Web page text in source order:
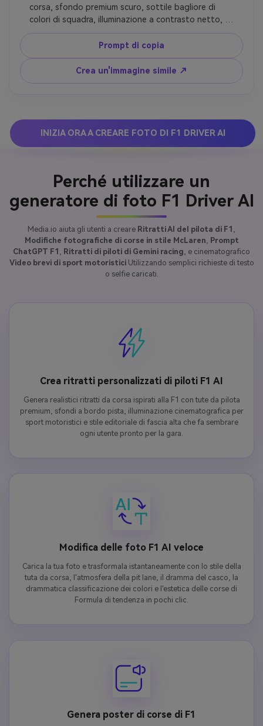
corsa, sfondo premium scuro, sottile bagliore di
colori di squadra, illuminazione a contrasto netto,
espressione sicura di sé e cornice pulita e mobile-
friendly per foto di profilo e copertine di storia, look
motorsport ultra realistico, preservare il volto
Prompt di copia
Crea un'immagine simile ↗
INIZIA ORA A CREARE FOTO DI F1 DRIVER AI
Perché utilizzare un
generatore di foto F1 Driver AI
Media.io aiuta gli utenti a creare Ritratti AI del pilota di F1 ,
Modifiche fotografiche di corse in stile McLaren, Prompt
ChatGPT F1 , Ritratti di piloti di Gemini racing, e cinematografico
Video brevi di sport motoristiciUtilizzando semplici richieste di testo
o selfie caricati.
Crea ritratti personalizzati di piloti F1 AI
Genera realistici ritratti da corsa ispirati alla F1 con tute da pilota
premium, sfondi a bordo pista, illuminazione cinematografica per
sport motoristici e stile editoriale di fascia alta che fa sembrare
ogni utente pronto per la gara.
Modifica delle foto F1 AI veloce
Carica la tua foto e trasformala istantaneamente con lo stile della
tuta da corsa, l'atmosfera della pit lane, il dramma del casco, la
drammatica classificazione dei colori e l'estetica delle corse di
Formula di tendenza in pochi clic.
Genera poster di corse di F1